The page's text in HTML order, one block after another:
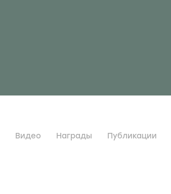
Видео Награды Публикации